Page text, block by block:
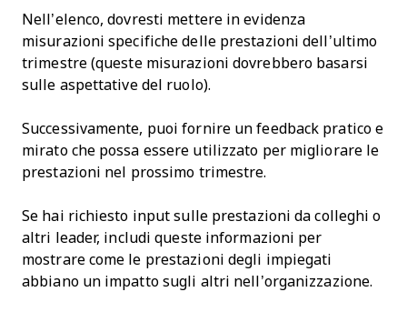
Nell’elenco, dovresti mettere in evidenza
misurazioni specifiche delle prestazioni dell’ultimo
trimestre (queste misurazioni dovrebbero basarsi
sulle aspettative del ruolo).
Successivamente, puoi fornire un feedback pratico e
mirato che possa essere utilizzato per migliorare le
prestazioni nel prossimo trimestre.
Se hai richiesto input sulle prestazioni da colleghi o
altri leader, includi queste informazioni per
mostrare come le prestazioni degli impiegati
abbiano un impatto sugli altri nell’organizzazione.